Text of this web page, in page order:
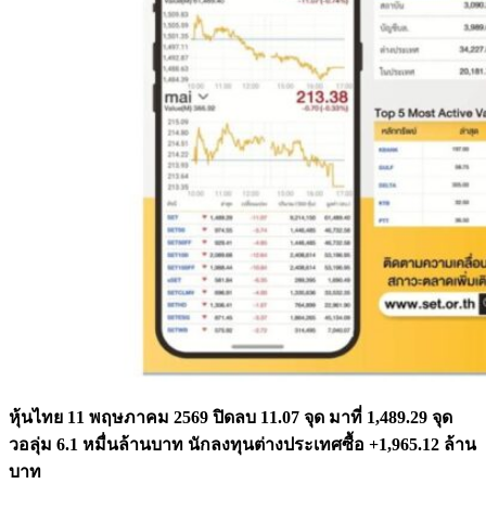
หุ้นไทย 11 พฤษภาคม 2569 ปิดลบ 11.07 จุด มาที่ 1,489.29 จุด
วอลุ่ม 6.1 หมื่นล้านบาท นักลงทุนต่างประเทศซื้อ +1,965.12 ล้าน
บาท